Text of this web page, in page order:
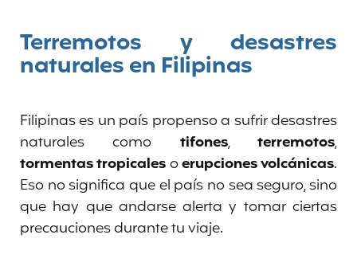
Terremotos y desastres
naturales en Filipinas
Filipinas es un país propenso a sufrir desastres
naturales como tifones,terremotos,
tormentastropicalesoerupcionesvolcánicas.
Eso no significa que el país no sea seguro, sino
que hay que andarse alerta y tomar ciertas
precauciones durante tu viaje.